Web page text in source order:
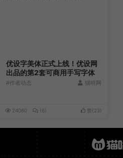
优设字美体正式上线！优设网
出品的第2套可商用手写字体
#作者动态 猫啃网
24060 (6) 赞(23